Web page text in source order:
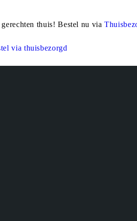
thuis! Bestel nu via
via thuisbezorgd